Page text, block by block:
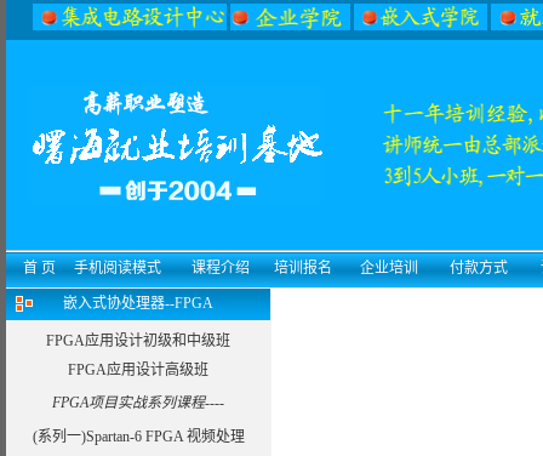
首 页 手机阅读模式 课程介绍 培训报名 企业培训 付款方式
嵌入式协处理器--FPGA
FPGA应用设计初级和中级班
FPGA应用设计高级班
FPGA项目实战系列课程----
(系列一)Spartan-6 FPGA 视频处理